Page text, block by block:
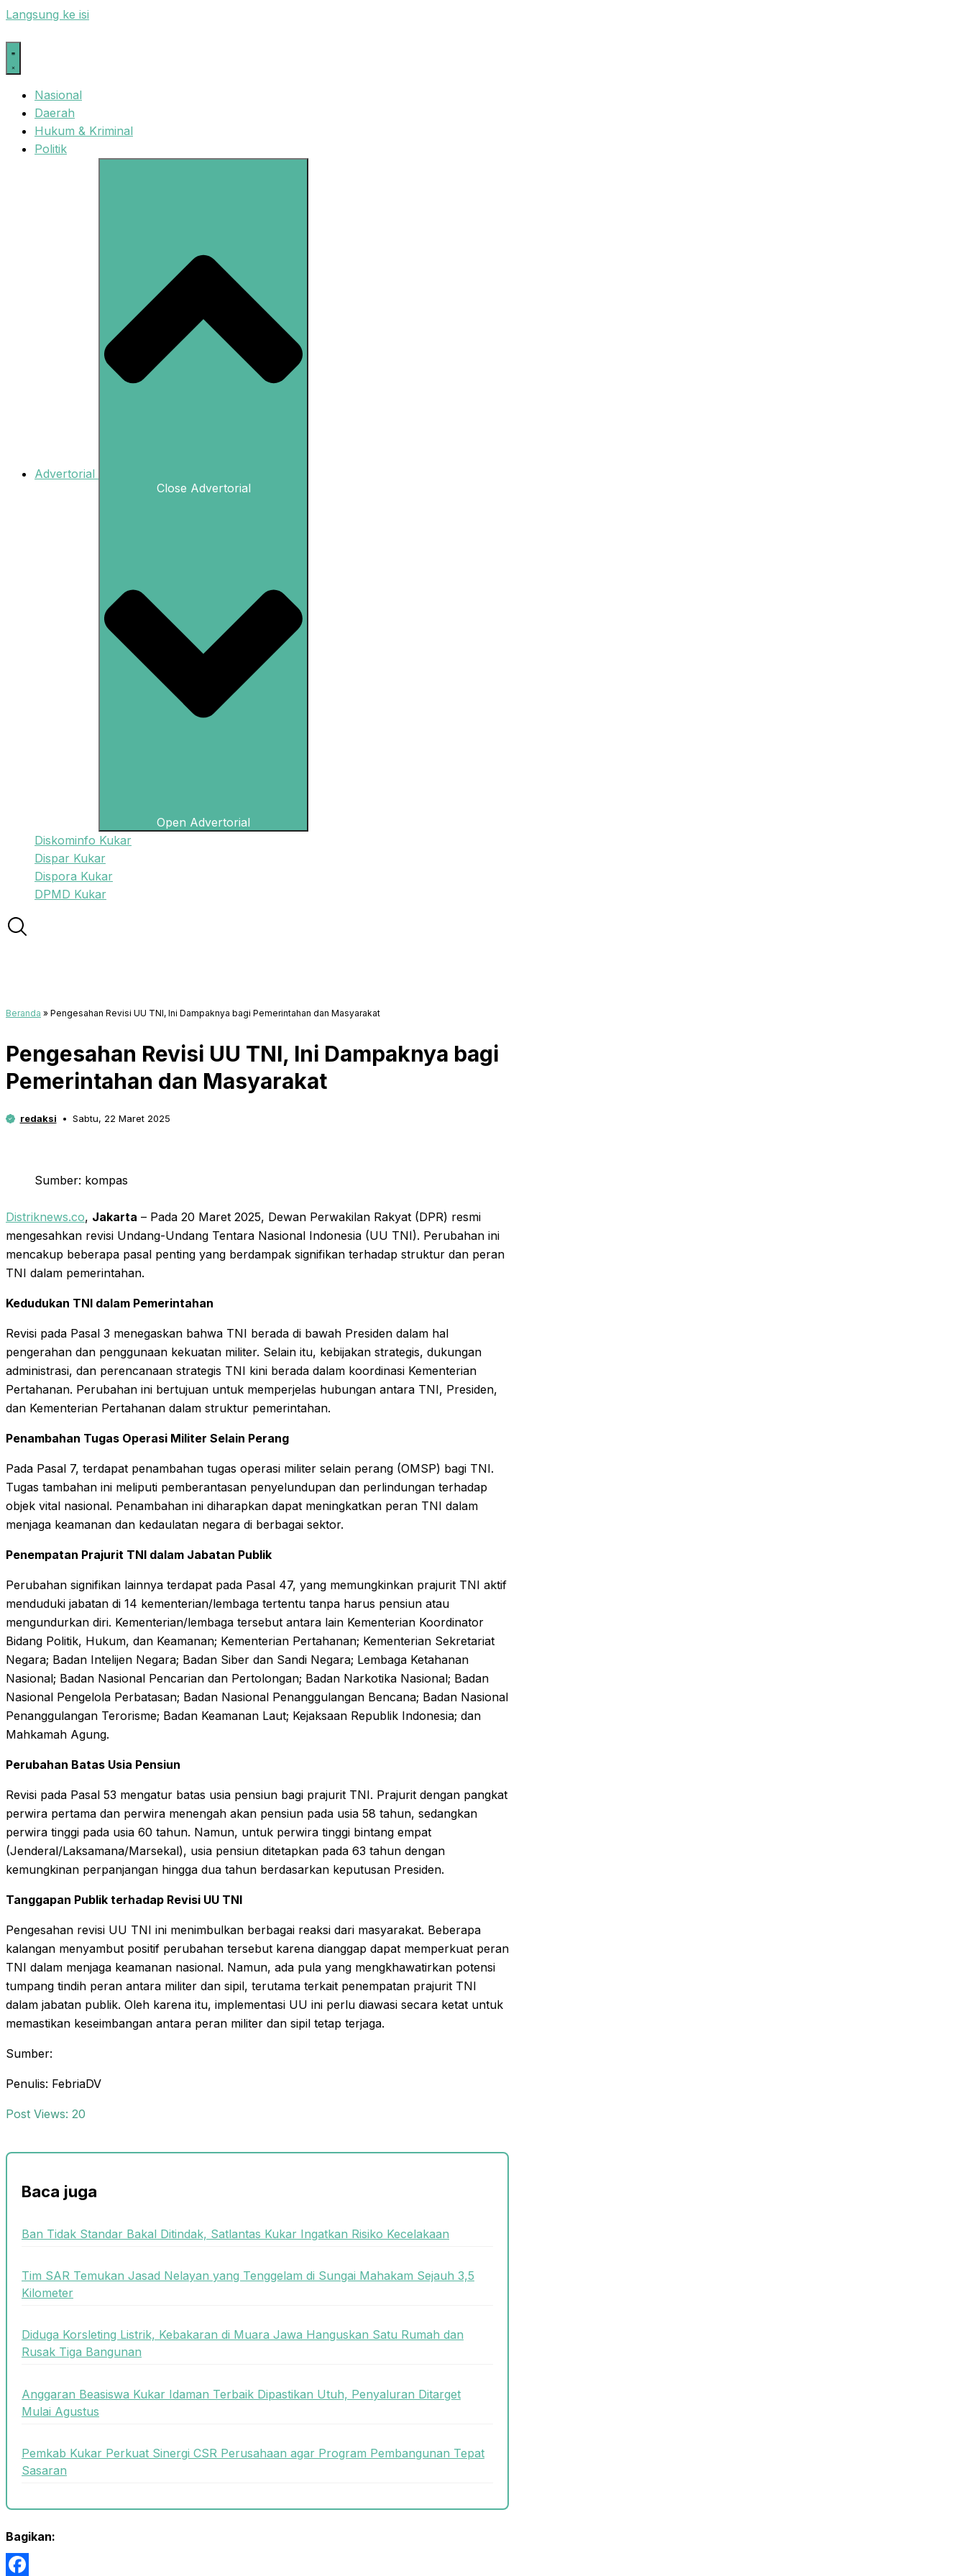
Langsung ke isi
Nasional
Daerah
Hukum & Kriminal
Politik
Advertorial
Close Advertorial
Open Advertorial
Diskominfo Kukar
Dispar Kukar
Dispora Kukar
DPMD Kukar
Beranda » Pengesahan Revisi UU TNI, Ini Dampaknya bagi Pemerintahan dan Masyarakat
Pengesahan Revisi UU TNI, Ini Dampaknya bagi
Pemerintahan dan Masyarakat
redaksi Sabtu, 22 Maret 2025
Sumber: kompas
Distriknews.co, Jakarta – Pada 20 Maret 2025, Dewan Perwakilan Rakyat (DPR) resmi
mengesahkan revisi Undang-Undang Tentara Nasional Indonesia (UU TNI). Perubahan ini
mencakup beberapa pasal penting yang berdampak signifikan terhadap struktur dan peran
TNI dalam pemerintahan.
Kedudukan TNI dalam Pemerintahan
Revisi pada Pasal 3 menegaskan bahwa TNI berada di bawah Presiden dalam hal
pengerahan dan penggunaan kekuatan militer. Selain itu, kebijakan strategis, dukungan
administrasi, dan perencanaan strategis TNI kini berada dalam koordinasi Kementerian
Pertahanan. Perubahan ini bertujuan untuk memperjelas hubungan antara TNI, Presiden,
dan Kementerian Pertahanan dalam struktur pemerintahan.
Penambahan Tugas Operasi Militer Selain Perang
Pada Pasal 7, terdapat penambahan tugas operasi militer selain perang (OMSP) bagi TNI.
Tugas tambahan ini meliputi pemberantasan penyelundupan dan perlindungan terhadap
objek vital nasional. Penambahan ini diharapkan dapat meningkatkan peran TNI dalam
menjaga keamanan dan kedaulatan negara di berbagai sektor.
Penempatan Prajurit TNI dalam Jabatan Publik
Perubahan signifikan lainnya terdapat pada Pasal 47, yang memungkinkan prajurit TNI aktif
menduduki jabatan di 14 kementerian/lembaga tertentu tanpa harus pensiun atau
mengundurkan diri. Kementerian/lembaga tersebut antara lain Kementerian Koordinator
Bidang Politik, Hukum, dan Keamanan; Kementerian Pertahanan; Kementerian Sekretariat
Negara; Badan Intelijen Negara; Badan Siber dan Sandi Negara; Lembaga Ketahanan
Nasional; Badan Nasional Pencarian dan Pertolongan; Badan Narkotika Nasional; Badan
Nasional Pengelola Perbatasan; Badan Nasional Penanggulangan Bencana; Badan Nasional
Penanggulangan Terorisme; Badan Keamanan Laut; Kejaksaan Republik Indonesia; dan
Mahkamah Agung.
Perubahan Batas Usia Pensiun
Revisi pada Pasal 53 mengatur batas usia pensiun bagi prajurit TNI. Prajurit dengan pangkat
perwira pertama dan perwira menengah akan pensiun pada usia 58 tahun, sedangkan
perwira tinggi pada usia 60 tahun. Namun, untuk perwira tinggi bintang empat
(Jenderal/Laksamana/Marsekal), usia pensiun ditetapkan pada 63 tahun dengan
kemungkinan perpanjangan hingga dua tahun berdasarkan keputusan Presiden.
Tanggapan Publik terhadap Revisi UU TNI
Pengesahan revisi UU TNI ini menimbulkan berbagai reaksi dari masyarakat. Beberapa
kalangan menyambut positif perubahan tersebut karena dianggap dapat memperkuat peran
TNI dalam menjaga keamanan nasional. Namun, ada pula yang mengkhawatirkan potensi
tumpang tindih peran antara militer dan sipil, terutama terkait penempatan prajurit TNI
dalam jabatan publik. Oleh karena itu, implementasi UU ini perlu diawasi secara ketat untuk
memastikan keseimbangan antara peran militer dan sipil tetap terjaga.
Sumber:
Penulis: FebriaDV
Post Views: 20
Baca juga
Ban Tidak Standar Bakal Ditindak, Satlantas Kukar Ingatkan Risiko Kecelakaan
Tim SAR Temukan Jasad Nelayan yang Tenggelam di Sungai Mahakam Sejauh 3,5
Kilometer
Diduga Korsleting Listrik, Kebakaran di Muara Jawa Hanguskan Satu Rumah dan
Rusak Tiga Bangunan
Anggaran Beasiswa Kukar Idaman Terbaik Dipastikan Utuh, Penyaluran Ditarget
Mulai Agustus
Pemkab Kukar Perkuat Sinergi CSR Perusahaan agar Program Pembangunan Tepat
Sasaran
Bagikan: